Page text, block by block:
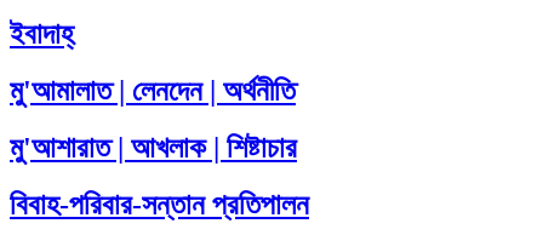
ইবাদাহ্
মু'আমালাত | লেনদেন | অর্থনীতি
মু'আশারাত | আখলাক | শিষ্টাচার
বিবাহ-পরিবার-সন্তান প্রতিপালন